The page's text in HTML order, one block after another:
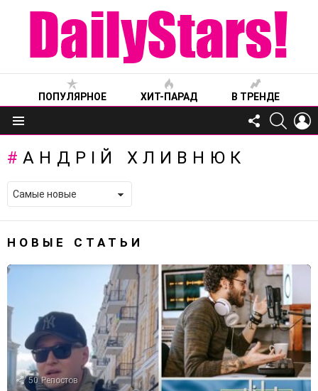
ПОПУЛЯРНОЕ ХИТ-ПАРАД В ТРЕНДЕ
Меню
FOLLOW
US
АНДРІЙ ХЛИВНЮК
НОВЫЕ СТАТЬИ
50 Репостов